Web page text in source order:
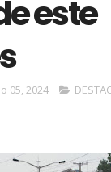
este
05, 2024